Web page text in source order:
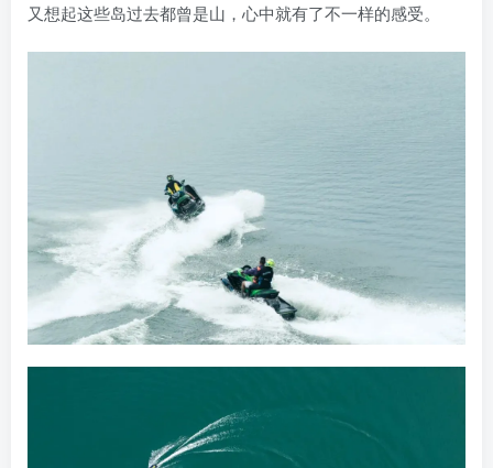
又想起这些岛过去都曾是山，心中就有了不一样的感受。